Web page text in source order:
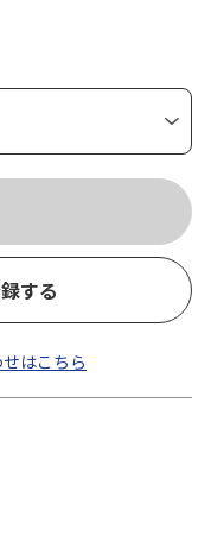
する
はこちら